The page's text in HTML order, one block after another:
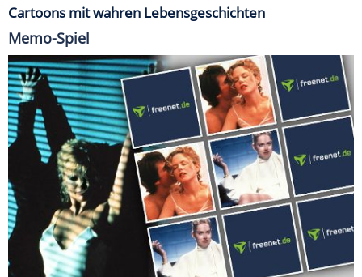
Cartoons mit wahren Lebensgeschichten
Memo-Spiel